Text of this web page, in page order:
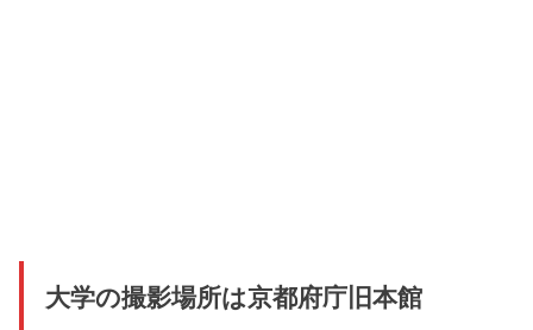
大学の撮影場所は京都府庁旧本館